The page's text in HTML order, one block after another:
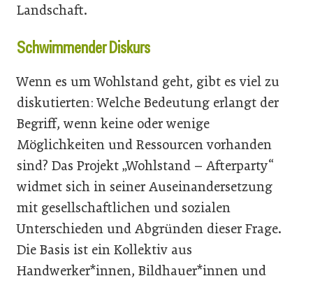
Landschaft.
Schwimmender Diskurs
Wenn es um Wohlstand geht, gibt es viel zu
diskutierten: Welche Bedeutung erlangt der
Begriff, wenn keine oder wenige
Möglichkeiten und Ressourcen vorhanden
sind? Das Projekt „Wohlstand – Afterparty“
widmet sich in seiner Auseinandersetzung
mit gesellschaftlichen und sozialen
Unterschieden und Abgründen dieser Frage.
Die Basis ist ein Kollektiv aus
Handwerker*innen, Bildhauer*innen und